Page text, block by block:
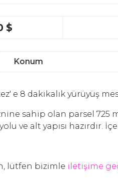
$
Konum
e 8 dakikalık yürüyüş
sahip olan parsel
ve alt yapısı hazırdır.
lütfen bizimle iletişime